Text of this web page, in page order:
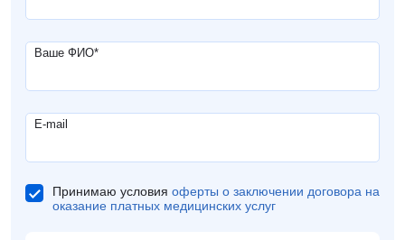
Ваше ФИО*
E-mail
Принимаю условия оферты о заключении договора на
оказание платных медицинских услуг